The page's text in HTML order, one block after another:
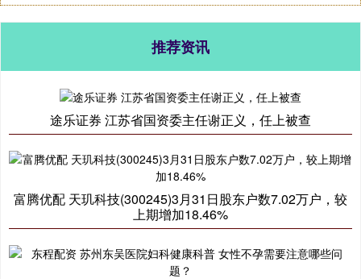
推荐资讯
途乐证券 江苏省国资委主任谢正义，任上被查
富腾优配 天玑科技(300245)3月31日股东户数7.02万户，较
上期增加18.46%